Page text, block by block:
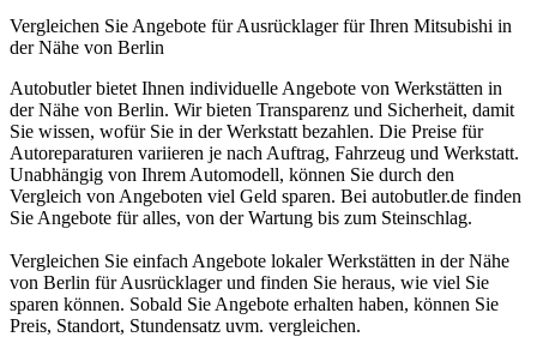
Vergleichen Sie Angebote für Ausrücklager für Ihren Mitsubishi in
der Nähe von Berlin
Autobutler bietet Ihnen individuelle Angebote von Werkstätten in
der Nähe von Berlin. Wir bieten Transparenz und Sicherheit, damit
Sie wissen, wofür Sie in der Werkstatt bezahlen. Die Preise für
Autoreparaturen variieren je nach Auftrag, Fahrzeug und Werkstatt.
Unabhängig von Ihrem Automodell, können Sie durch den
Vergleich von Angeboten viel Geld sparen. Bei autobutler.de finden
Sie Angebote für alles, von der Wartung bis zum Steinschlag.
Vergleichen Sie einfach Angebote lokaler Werkstätten in der Nähe
von Berlin für Ausrücklager und finden Sie heraus, wie viel Sie
sparen können. Sobald Sie Angebote erhalten haben, können Sie
Preis, Standort, Stundensatz uvm. vergleichen.